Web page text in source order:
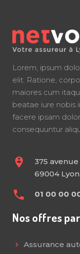
Lorem, ipsum
elit. Ratione,
maiores cum
beatae iure nobis
facere ipsam
consequuntur
375
69004 Lyon
01 00 00
Nos offres
Assurance